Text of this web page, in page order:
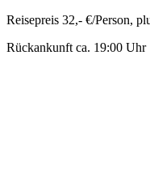
Reisepreis 32,- €/Person,
Rückankunft ca. 19:00 Uhr